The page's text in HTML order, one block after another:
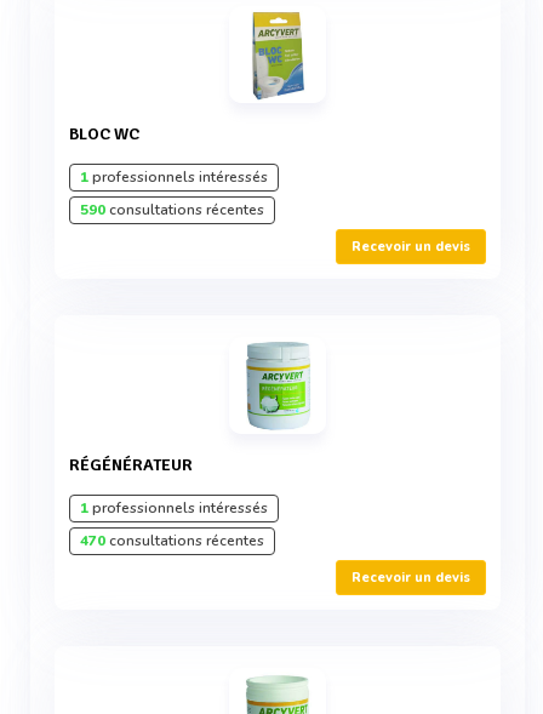
BLOC WC
1professionnels intéressés
590consultations récentes
Recevoir un devis
RÉGÉNÉRATEUR
1professionnels intéressés
470consultations récentes
Recevoir un devis